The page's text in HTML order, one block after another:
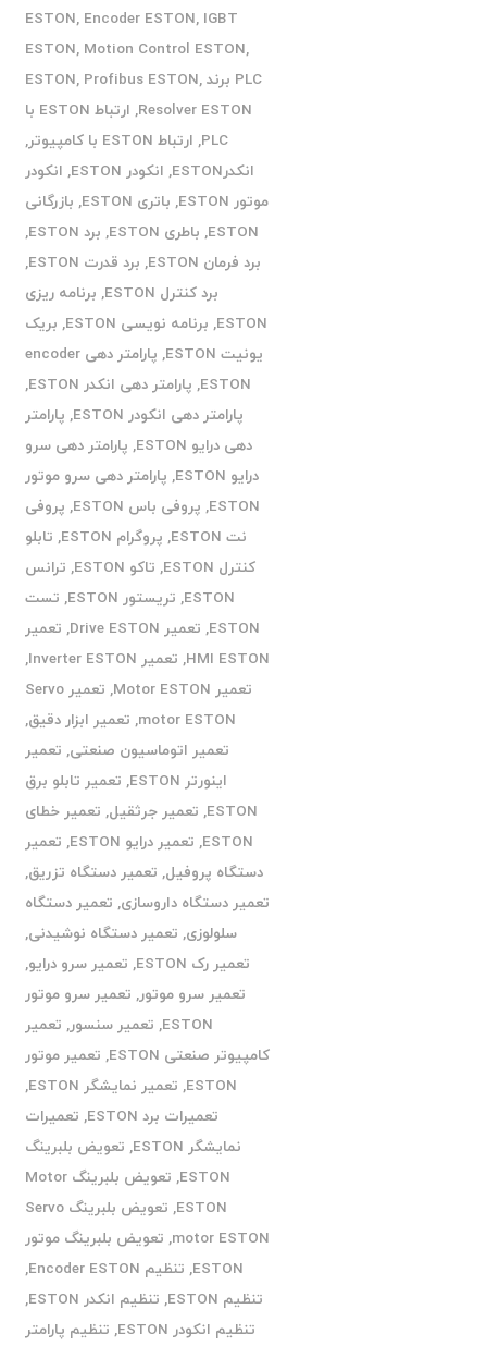
ESTON, Encoder ESTON, IGBT
ESTON, Motion Control ESTON,
PLC برند ESTON
, Profibus ESTON,
Resolver ESTON
,
ارتباط ESTON با
PLC
, ارتباط ESTON با کامپیوتر
,
انکدرESTON
, انکودر ESTON , انکودر
موتور ESTON
, باتری ESTON , بازرگانی
ESTON
, باطری ESTON , برد ESTON
,
برد فرمان ESTON
, برد قدرت ESTON
,
برد کنترل ESTON
, برنامه ریزی
ESTON
, برنامه نویسی ESTON , بریک
یونیت ESTON
,
پارامتر دهی encoder
ESTON
, پارامتر دهی انکدر ESTON
,
پارامتر دهی انکودر ESTON
, پارامتر
دهی درایو ESTON
, پارامتر دهی سرو
درایو ESTON
, پارامتر دهی سرو موتور
ESTON
, پروفی باس ESTON , پروفی
نت ESTON
, پروگرام ESTON , تابلو
کنترل ESTON
, تاکو ESTON , ترانس
ESTON
, تریستور ESTON , تست
ESTON
, تعمیر Drive ESTON , تعمیر
HMI ESTON
, تعمیر Inverter ESTON
,
تعمیر Motor ESTON
,
تعمیر Servo
motor ESTON
, تعمیر ابزار دقیق,
تعمیر اتوماسیون صنعتی, تعمیر
اینورتر ESTON
, تعمیر تابلو برق
ESTON
, تعمیر جرثقیل, تعمیر خطای
ESTON
, تعمیر درایو ESTON , تعمیر
دستگاه پروفیل, تعمیر دستگاه تزریق,
تعمیر دستگاه داروسازی, تعمیر دستگاه
سلولوزی, تعمیر دستگاه نوشیدنی,
تعمیر رک ESTON
, تعمیر سرو درایو,
تعمیر سرو موتور, تعمیر سرو موتور
ESTON
, تعمیر سنسور, تعمیر
کامپیوتر صنعتی ESTON
, تعمیر موتور
ESTON
, تعمیر نمایشگر ESTON
,
تعمیرات برد ESTON
, تعمیرات
نمایشگر ESTON
, تعویض بلبرینگ
ESTON
,
تعویض بلبرینگ Motor
ESTON
,
تعویض بلبرینگ Servo
motor ESTON
, تعویض بلبرینگ موتور
ESTON
, تنظیم Encoder ESTON
,
تنظیم ESTON
, تنظیم انکدر ESTON
,
تنظیم انکودر ESTON
, تنظیم پارامتر